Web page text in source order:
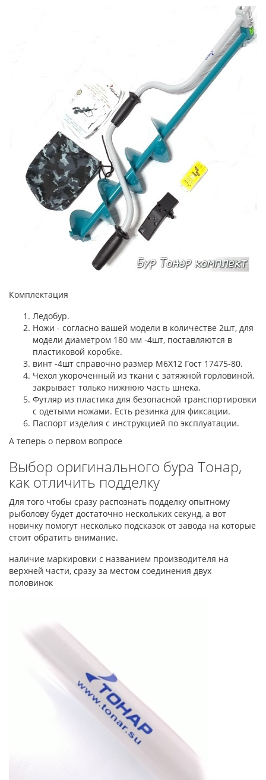
Комплектация
Ледобур.
Ножи - согласно вашей модели в количестве 2шт, для
модели диаметром 180 мм -4шт, поставляются в
пластиковой коробке.
винт -4шт справочно размер М6Х12 Гост 17475-80.
Чехол укороченный из ткани с затяжной горловиной,
закрывает только нижнюю часть шнека.
Футляр из пластика для безопасной транспортировки
с одетыми ножами. Есть резинка для фиксации.
Паспорт изделия с инструкцией по эксплуатации.
А теперь о первом вопросе
Выбор оригинального бура Тонар,
как отличить подделку
Для того чтобы сразу распознать подделку опытному
рыболову будет достаточно нескольких секунд, а вот
новичку помогут несколько подсказок от завода на которые
стоит обратить внимание.
наличие маркировки с названием производителя на
верхней части, сразу за местом соединения двух
половинок